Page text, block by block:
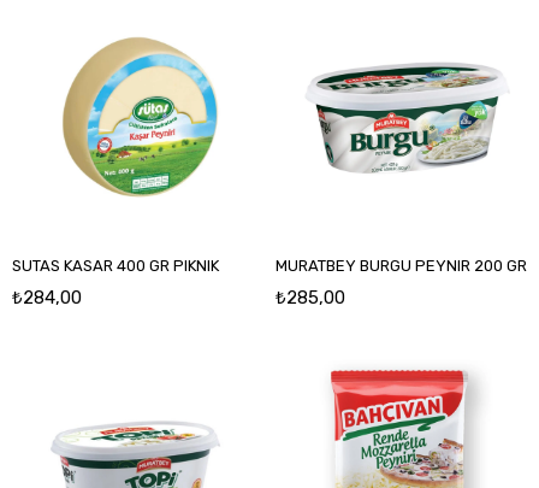
SUTAS KASAR 400 GR PIKNIK
₺284,00
MURATBEY BURGU PEYNIR 200 GR
₺285,00